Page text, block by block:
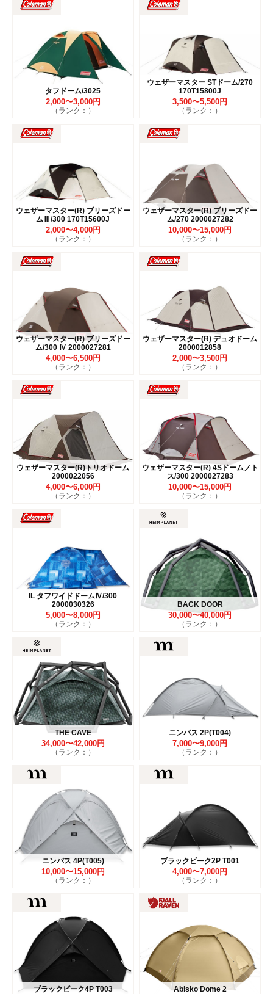
タフドーム/3025
2,000〜3,000円
（ランク：）
ウェザーマスター STドーム/270
170T15800J
3,500〜5,500円
（ランク：）
ウェザーマスター(R) ブリーズドー
ムⅢ/300 170T15600J
2,000〜4,000円
（ランク：）
ウェザーマスター(R) ブリーズドー
ム/270 2000027282
10,000〜15,000円
（ランク：）
ウェザーマスター(R) ブリーズドー
ム/300 Ⅳ 2000027281
4,000〜6,500円
（ランク：）
ウェザーマスター(R) デュオドーム
2000012858
2,000〜3,500円
（ランク：）
ウェザーマスター(R)トリオドーム
2000022056
4,000〜6,000円
（ランク：）
ウェザーマスター(R) 4Sドームノト
ス/300 2000027283
10,000〜15,000円
（ランク：）
IL タフワイドドームⅣ/300
2000030326
5,000〜8,000円
（ランク：）
BACK DOOR
30,000〜40,000円
（ランク：）
THE CAVE
34,000〜42,000円
（ランク：）
ニンバス 2P(T004)
7,000〜9,000円
（ランク：）
ニンバス 4P(T005)
10,000〜15,000円
（ランク：）
ブラックビーク2P T001
4,000〜7,000円
（ランク：）
ブラックビーク4P T003 Abisko Dome 2